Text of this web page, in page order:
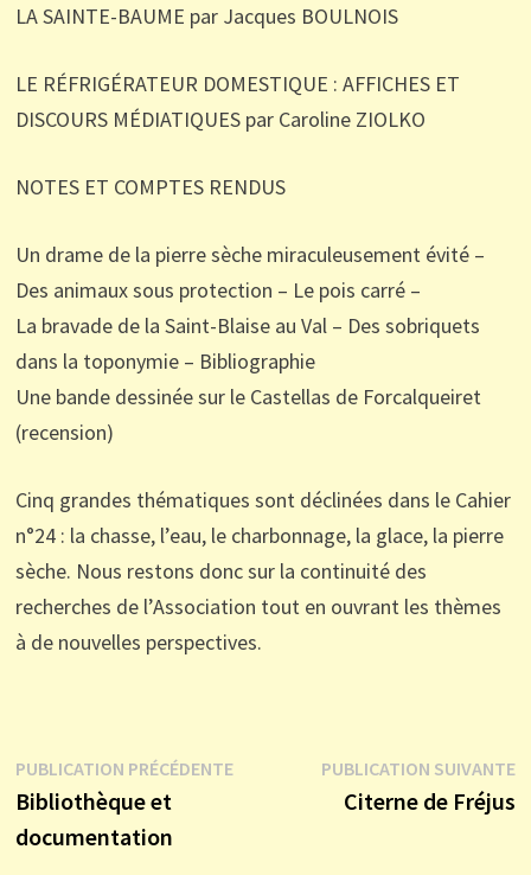
LA SAINTE-BAUME par Jacques BOULNOIS
LE RÉFRIGÉRATEUR DOMESTIQUE : AFFICHES ET
DISCOURS MÉDIATIQUES par Caroline ZIOLKO
NOTES ET COMPTES RENDUS
Un drame de la pierre sèche miraculeusement évité –
Des animaux sous protection – Le pois carré –
La bravade de la Saint-Blaise au Val – Des sobriquets
dans la toponymie – Bibliographie
Une bande dessinée sur le Castellas de Forcalqueiret
(recension)
Cinq grandes thématiques sont déclinées dans le Cahier
n°24 : la chasse, l’eau, le charbonnage, la glace, la pierre
sèche. Nous restons donc sur la continuité des
recherches de l’Association tout en ouvrant les thèmes
à de nouvelles perspectives.
Navigation
de
PUBLICATION PRÉCÉDENTEPublication
Bibliothèque et
documentation
PUBLICATION SUIVANTE
Citerne de Fréjus